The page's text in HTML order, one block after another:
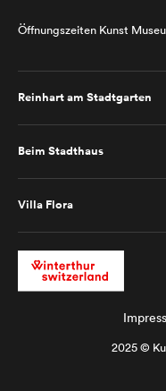
Öffnungszeiten Kunst
Reinhart am Stadtgarten
Beim Stadthaus
Villa Flora
2025 ©